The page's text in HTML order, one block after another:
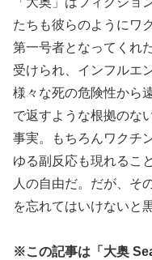
たちも彼らのようにワ
第一号者となってくれ
受けられ、インフルエ
様々な死の危険性から
で返すような根拠のな
事実。もちろんワクチ
ゆる副反応も現れるこ
人の自由だ。だが、そ
を忘れてはいけないと
※この記事は「大奥